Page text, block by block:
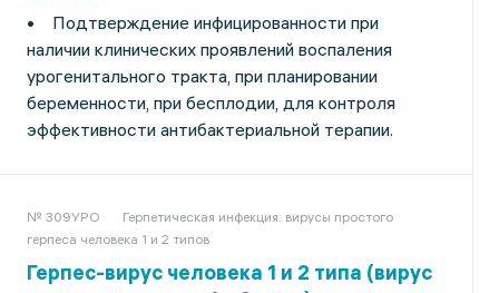
• Подтверждение инфицированности при
наличии клинических проявлений воспаления
урогенитального тракта, при планировании
беременности, при бесплодии, для контроля
эффективности антибактериальной терапии.
№ 309УРО
Герпетическая инфекция: вирусы простого
герпеса человека 1 и 2 типов
Герпес-вирус человека 1 и 2 типа (вирус